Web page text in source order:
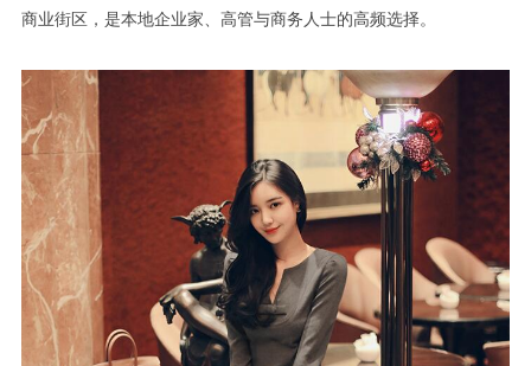
商业街区，是本地企业家、高管与商务人士的高频选择。